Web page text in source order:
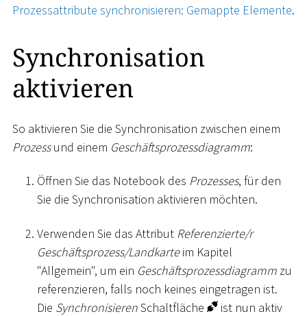
Prozessattribute synchronisieren: Gemappte Elemente.
Synchronisation
aktivieren
So aktivieren Sie die Synchronisation zwischen einem
Prozessund einem Geschäftsprozessdiagramm:
Öffnen Sie das Notebook des Prozesses, für den
Sie die Synchronisation aktivieren möchten.
Verwenden Sie das Attribut Referenzierte/r
Geschäftsprozess/Landkarteim Kapitel
"Allgemein", um ein Geschäftsprozessdiagramm zu
referenzieren, falls noch keines eingetragen ist.
Die SynchronisierenSchaltfläche
ist nun aktiv